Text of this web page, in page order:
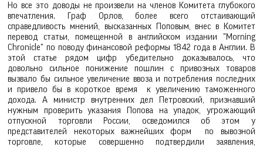
Но все это доводы не произвели на членов Комитета глубокого
впечатления. Граф Орлов, более всего отстаивающий
справедливость мнений, высказанных Поповым, внес в Комитет
перевод статьи, помещенной в английском издании "Morning
Chronicle" по поводу финансовой реформы 1842 года в Англии. В
этой статье рядом цифр убедительно доказывалось, что
довольно сильное понижение пошлин с привозных товаров
вызвало бы сильное увеличение ввоза и потребления последних
и привело бы в короткое время к увеличению таможенного
дохода. А министр внутренних дел Петровский, признавший
нужным проверить указания Попова на упадок, угрожающий
отпускной торговли России, осведомился об этом у
представителей некоторых важнейших форм по вывозной
торговле, которые совершенно подтвердили заявления,